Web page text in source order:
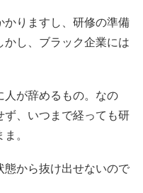
りますし、研修の準備
し、ブラック企業には
が辞めるもの。なの
、いつまで経っても研
。
から抜け出せないので